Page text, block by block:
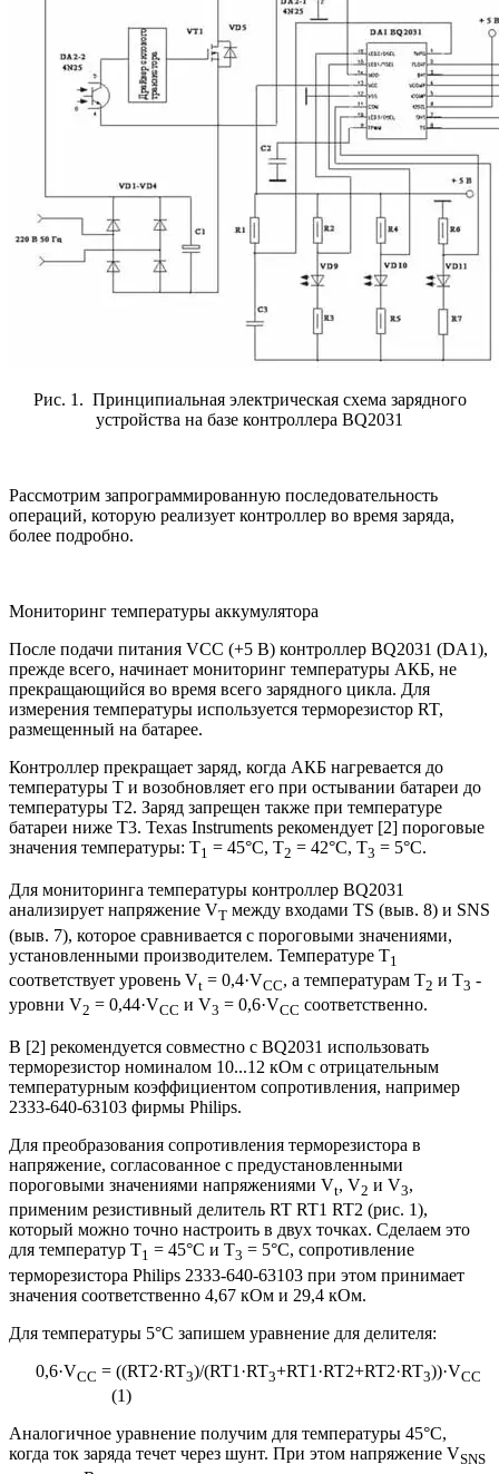
Рис. 1. Принципиальная электрическая схема зарядного
устройства на базе контроллера BQ2031
Рассмотрим запрограммированную последовательность
операций, которую реализует контроллер во время заряда,
более подробно.
Мониторинг температуры аккумулятора
После подачи питания VCC (+5 В) контроллер BQ2031 (DA1),
прежде всего, начинает мониторинг температуры АКБ, не
прекращающийся во время всего зарядного цикла. Для
измерения температуры используется терморезистор RT,
размещенный на батарее.
Контроллер прекращает заряд, когда АКБ нагревается до
температуры Т и возобновляет его при остывании батареи до
температуры Т2. Заряд запрещен также при температуре
батареи ниже Т3. Texas Instruments рекомендует [2] пороговые
значения температуры: Т1 = 45°С, Т2 = 42°С, Т3 = 5°С.
Для мониторинга температуры контроллер BQ2031
анализирует напряжение VT между входами TS (выв. 8) и SNS
(выв. 7), которое сравнивается с пороговыми значениями,
установленными производителем. Температуре Т1
соответствует уровень Vt = 0,4·VCC, а температурам Т2 и Т3 -
уровни V2 = 0,44·VCC и V3 = 0,6·VCC соответственно.
В [2] рекомендуется совместно с BQ2031 использовать
терморезистор номиналом 10...12 кОм с отрицательным
температурным коэффициентом сопротивления, например
2333-640-63103 фирмы Philips.
Для преобразования сопротивления терморезистора в
напряжение, согласованное с предустановленными
пороговыми значениями напряжениями Vt, V2 и V3,
применим резистивный делитель RT RT1 RT2 (рис. 1),
который можно точно настроить в двух точках. Сделаем это
для температур Т1 = 45°С и Т3 = 5°С, сопротивление
терморезистора Philips 2333-640-63103 при этом принимает
значения соответственно 4,67 кОм и 29,4 кОм.
Для температуры 5°С запишем уравнение для делителя:
0,6·VCC = ((RT2·RT3)/(RT1·RT3+RT1·RT2+RT2·RT3))·VCC
(1)
Аналогичное уравнение получим для температуры 45°С,
когда ток заряда течет через шунт. При этом напряжение VSNS